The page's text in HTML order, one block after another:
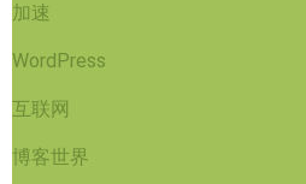
加速
WordPress
互联网
博客世界